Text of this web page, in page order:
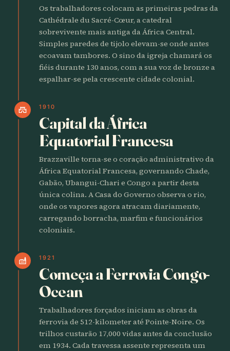
Os trabalhadores colocam as primeiras pedras da
Cathédrale du Sacré-Cœur, a catedral
sobrevivente mais antiga da África Central.
Simples paredes de tijolo elevam-se onde antes
ecoavam tambores. O sino da igreja chamará os
fiéis durante 130 anos, com a sua voz de bronze a
espalhar-se pela crescente cidade colonial.
castle 1910
Capital da África
Equatorial Francesa
Brazzaville torna-se o coração administrativo da
África Equatorial Francesa, governando Chade,
Gabão, Ubangui-Chari e Congo a partir desta
única colina. A Casa do Governo observa o rio,
onde os vapores agora atracam diariamente,
carregando borracha, marfim e funcionários
coloniais.
factory 1921
Começa a Ferrovia Congo-
Ocean
Trabalhadores forçados iniciam as obras da
ferrovia de 512-kilometer até Pointe-Noire. Os
trilhos custarão 17,000 vidas antes da conclusão
em 1934. Cada travessa assente representa um